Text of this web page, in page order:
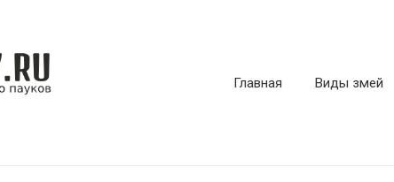
Главная Виды змей